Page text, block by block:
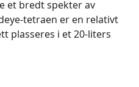
et bredt spekter av
tetraen er en relativt
plasseres i et 20-liters